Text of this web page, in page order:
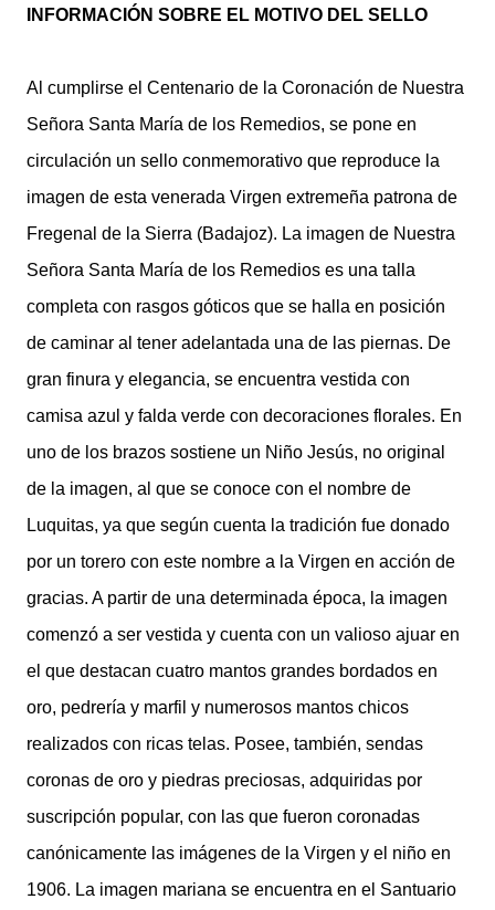
INFORMACIÓN SOBRE EL MOTIVO DEL SELLO
Al cumplirse el Centenario de la Coronación de Nuestra
Señora Santa María de los Remedios, se pone en
circulación un sello conmemorativo que reproduce la
imagen de esta venerada Virgen extremeña patrona de
Fregenal de la Sierra (Badajoz). La imagen de Nuestra
Señora Santa María de los Remedios es una talla
completa con rasgos góticos que se halla en posición
de caminar al tener adelantada una de las piernas. De
gran finura y elegancia, se encuentra vestida con
camisa azul y falda verde con decoraciones florales. En
uno de los brazos sostiene un Niño Jesús, no original
de la imagen, al que se conoce con el nombre de
Luquitas, ya que según cuenta la tradición fue donado
por un torero con este nombre a la Virgen en acción de
gracias. A partir de una determinada época, la imagen
comenzó a ser vestida y cuenta con un valioso ajuar en
el que destacan cuatro mantos grandes bordados en
oro, pedrería y marfil y numerosos mantos chicos
realizados con ricas telas. Posee, también, sendas
coronas de oro y piedras preciosas, adquiridas por
suscripción popular, con las que fueron coronadas
canónicamente las imágenes de la Virgen y el niño en
1906. La imagen mariana se encuentra en el Santuario